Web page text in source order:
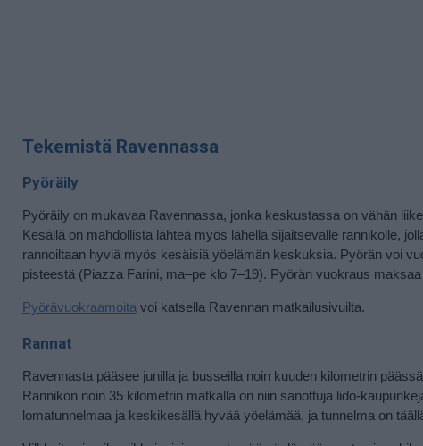
Tekemistä Ravennassa
Pyöräily
Pyöräily on mukavaa Ravennassa, jonka keskustassa on vähän
Kesällä on mahdollista lähteä myös lähellä sijaitsevalle rannikolle,
rannoiltaan hyviä myös kesäisiä yöelämän keskuksia. Pyörän voi
pisteestä (Piazza Farini, ma–pe klo 7–19). Pyörän vuokraus
Pyörävuokraamoita voi katsella Ravennan matkailusivuilta.
Rannat
Ravennasta pääsee junilla ja busseilla noin kuuden kilometrin
Rannikon noin 35 kilometrin matkalla on niin sanottuja lido-
lomatunnelmaa ja keskikesällä hyvää yöelämää, ja tunnelma on